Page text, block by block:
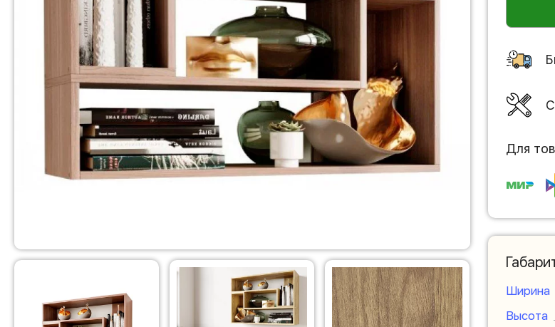
Для
Ширина
Высота